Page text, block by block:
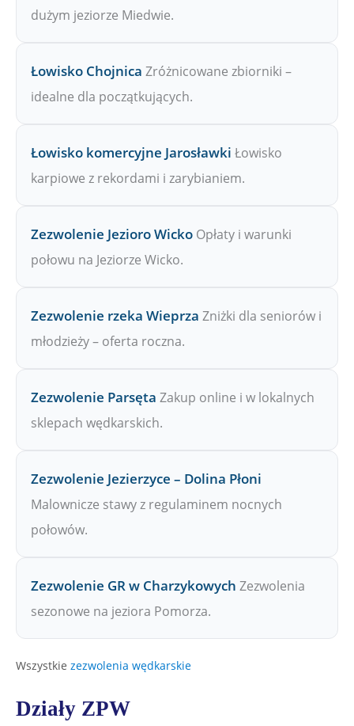
dużym jeziorze Miedwie.
Łowisko Chojnica Zróżnicowane zbiorniki –
idealne dla początkujących.
Łowisko komercyjne Jarosławki Łowisko
karpiowe z rekordami i zarybianiem.
Zezwolenie Jezioro Wicko Opłaty i warunki
połowu na Jeziorze Wicko.
Zezwolenie rzeka Wieprza Zniżki dla seniorów i
młodzieży – oferta roczna.
Zezwolenie Parsęta Zakup online i w lokalnych
sklepach wędkarskich.
Zezwolenie Jezierzyce – Dolina Płoni
Malownicze stawy z regulaminem nocnych
połowów.
Zezwolenie GR w Charzykowych Zezwolenia
sezonowe na jeziora Pomorza.
Wszystkie zezwolenia wędkarskie
Działy ZPW